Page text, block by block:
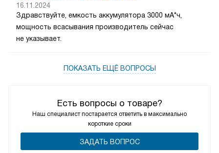
Есть вопросы о товаре?
Наш специалист постарается ответить в максимально
короткие сроки
ЗАДАТЬ ВОПРОС
16.11.2024
Здравствуйте, емкость аккумулятора 3000 мА*ч,
мощность всасывания производитель сейчас
не указывает.
ПОКАЗАТЬ ЕЩЁ ВОПРОСЫ